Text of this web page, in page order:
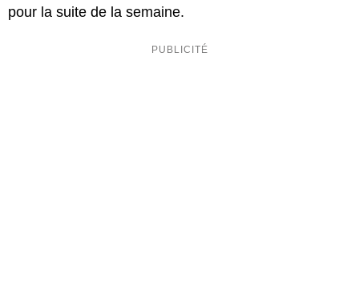
pour la suite de la semaine.